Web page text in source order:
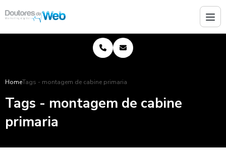
HomeTags - montagem de cabine primaria
Tags - montagem de cabine
primaria